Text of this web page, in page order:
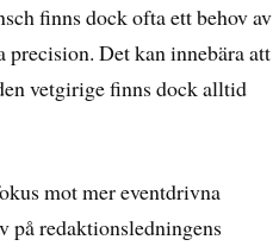
finns dock ofta ett behov av
precision. Det kan innebära att
vetgirige finns dock alltid
mot mer eventdrivna
på redaktionsledningens